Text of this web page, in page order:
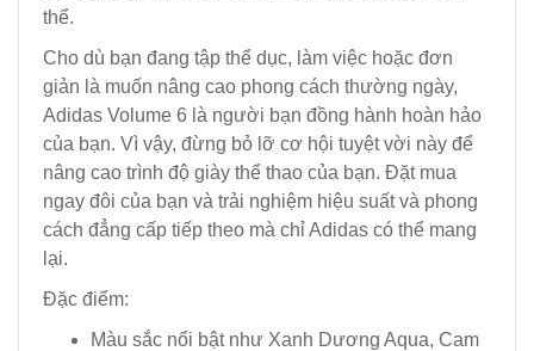
thể.
Cho dù bạn đang tập thể dục, làm việc hoặc đơn
giản là muốn nâng cao phong cách thường ngày,
Adidas Volume 6 là người bạn đồng hành hoàn hảo
của bạn. Vì vậy, đừng bỏ lỡ cơ hội tuyệt vời này để
nâng cao trình độ giày thể thao của bạn. Đặt mua
ngay đôi của bạn và trải nghiệm hiệu suất và phong
cách đẳng cấp tiếp theo mà chỉ Adidas có thể mang
lại.
Đặc điểm:
Màu sắc nổi bật như Xanh Dương Aqua, Cam